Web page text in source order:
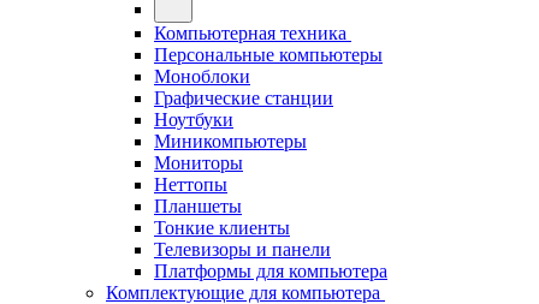
Компьютерная техника
Персональные компьютеры
Моноблоки
Графические станции
Ноутбуки
Миникомпьютеры
Мониторы
Неттопы
Планшеты
Тонкие клиенты
Телевизоры и панели
Платформы для компьютера
Комплектующие для компьютера